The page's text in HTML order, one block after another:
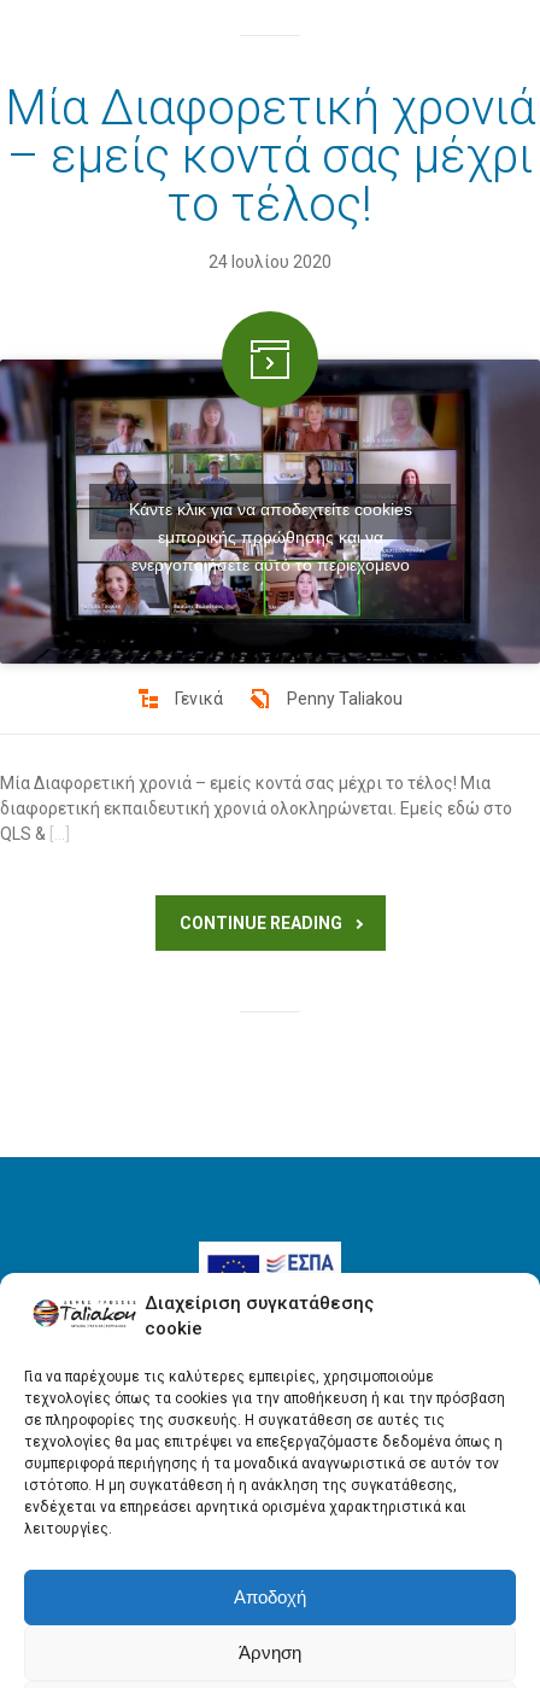
Διαχείριση συγκατάθεσης
cookie
Για να παρέχουμε τις καλύτερες εμπειρίες, χρησιμοποιούμε
τεχνολογίες όπως τα cookies για την αποθήκευση ή και την πρόσβαση
σε πληροφορίες της συσκευής. Η συγκατάθεση σε αυτές τις
τεχνολογίες θα μας επιτρέψει να επεξεργαζόμαστε δεδομένα όπως η
συμπεριφορά περιήγησης ή τα μοναδικά αναγνωριστικά σε αυτόν τον
ιστότοπο. Η μη συγκατάθεση ή η ανάκληση της συγκατάθεσης,
ενδέχεται να επηρεάσει αρνητικά ορισμένα χαρακτηριστικά και
λειτουργίες.
Αποδοχή
Άρνηση
Μία Διαφορετική χρονιά
– εμείς κοντά σας μέχρι
το τέλος!
24 Ιουλίου 2020
Κάντε κλικ για να αποδεχτείτε cookies
εμπορικής προώθησης και να
ενεργοποιήσετε αυτό το περιεχόμενο
Γενικά Penny Taliakou
Μία Διαφορετική χρονιά – εμείς κοντά σας μέχρι το τέλος! Μια
διαφορετική εκπαιδευτική χρονιά ολοκληρώνεται. Εμείς εδώ στο
QLS &
CONTINUE READING
Όροι Χρήσης
Πολιτική απορρήτου
Copyright © ΤΑΛΙΑΚΟΥ ΕΠΕ - All rights reserved